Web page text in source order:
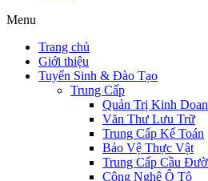
Menu
Trang chủ
Giới thiệu
Tuyển Sinh & Đào Tạo
Trung Cấp
Quản Trị Kinh
Văn Thư Lưu Trữ
Trung Cấp Kế Toán
Bảo Vệ Thực Vật
Trung Cấp Cầu
Công Nghệ Ô Tô